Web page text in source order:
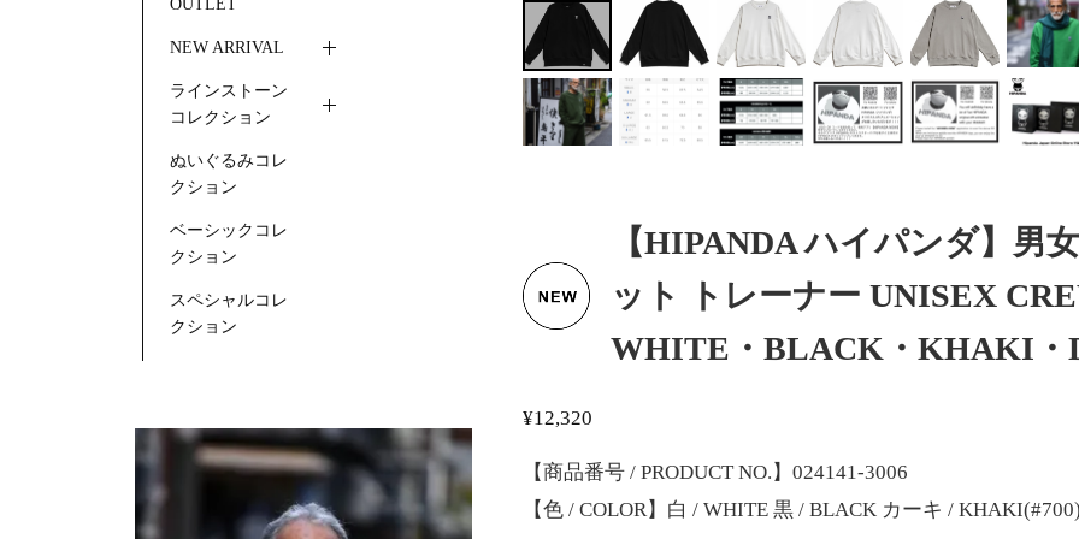
【HIPANDA ハイパンダ】男
ット トレーナー UNISEX
WHITE・BLACK・KHAKI・
¥12,320
【商品番号 / PRODUCT NO.】024141-3006
【色 / COLOR】白 / WHITE 黒 / BLACK カーキ /
OUTLET
NEW ARRIVAL
ラインストーン
コレクション
ぬいぐるみコレ
クション
ベーシックコレ
クション
スペシャルコレ
クション